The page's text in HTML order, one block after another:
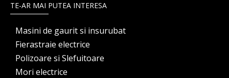
TE-AR MAI PUTEA INTERESA
Masini de gaurit si insurubat
Fierastraie electrice
Polizoare si Slefuitoare
Mori electrice